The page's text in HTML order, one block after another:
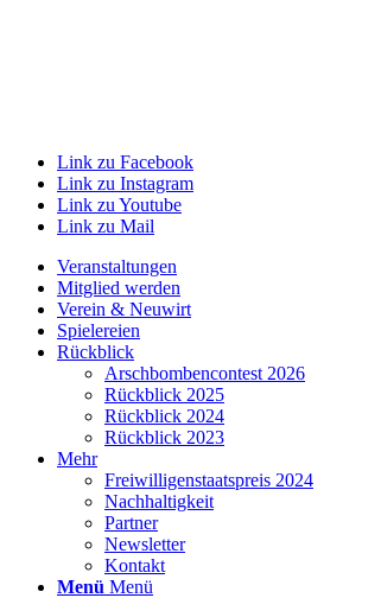
Link zu Facebook
Link zu Instagram
Link zu Youtube
Link zu Mail
Veranstaltungen
Mitglied werden
Verein & Neuwirt
Spielereien
Rückblick
Arschbombencontest 2026
Rückblick 2025
Rückblick 2024
Rückblick 2023
Mehr
Freiwilligenstaatspreis 2024
Nachhaltigkeit
Partner
Newsletter
Kontakt
Menü Menü